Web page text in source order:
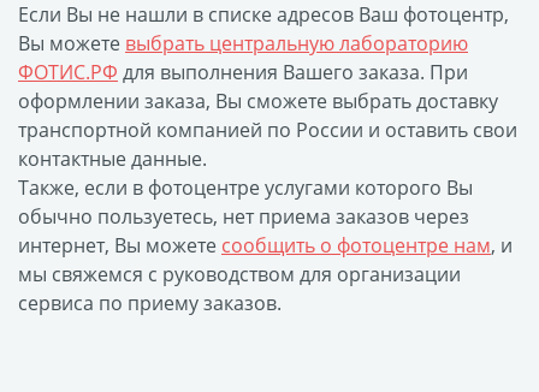
Фото на сумке
Фотомагниты
Фото на тарелке
Фото на кружках
Фото на футболках
Фото на бейсболке
Фото на чехле телефона
Фото на значке
Фотосъемка в студии
Если Вы не нашли в списке адресов Ваш фотоцентр,
Вы можете выбрать центральную лабораторию
ФОТИС.РФ для выполнения Вашего заказа. При
оформлении заказа, Вы сможете выбрать доставку
транспортной компанией по России и оставить свои
контактные данные.
Также, если в фотоцентре услугами которого Вы
обычно пользуетесь, нет приема заказов через
интернет, Вы можете сообщить о фотоцентре нам, и
мы свяжемся с руководством для организации
сервиса по приему заказов.